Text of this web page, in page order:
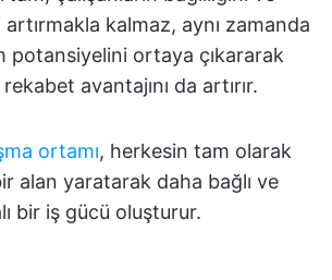
kalmaz, aynı zamanda
potansiyelini ortaya çıkararak
avantajını da artırır.
ortamı, herkesin tam olarak
alan yaratarak daha bağlı ve
bir iş gücü oluşturur.